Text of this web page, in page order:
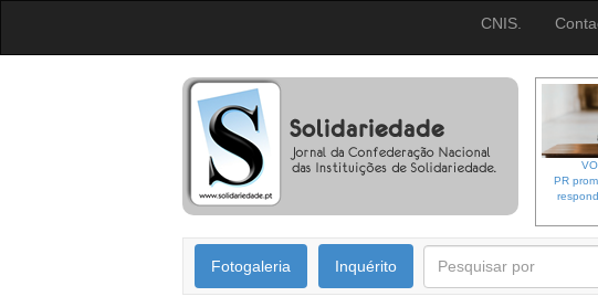
CNIS.
PR
Fotogaleria Inquérito